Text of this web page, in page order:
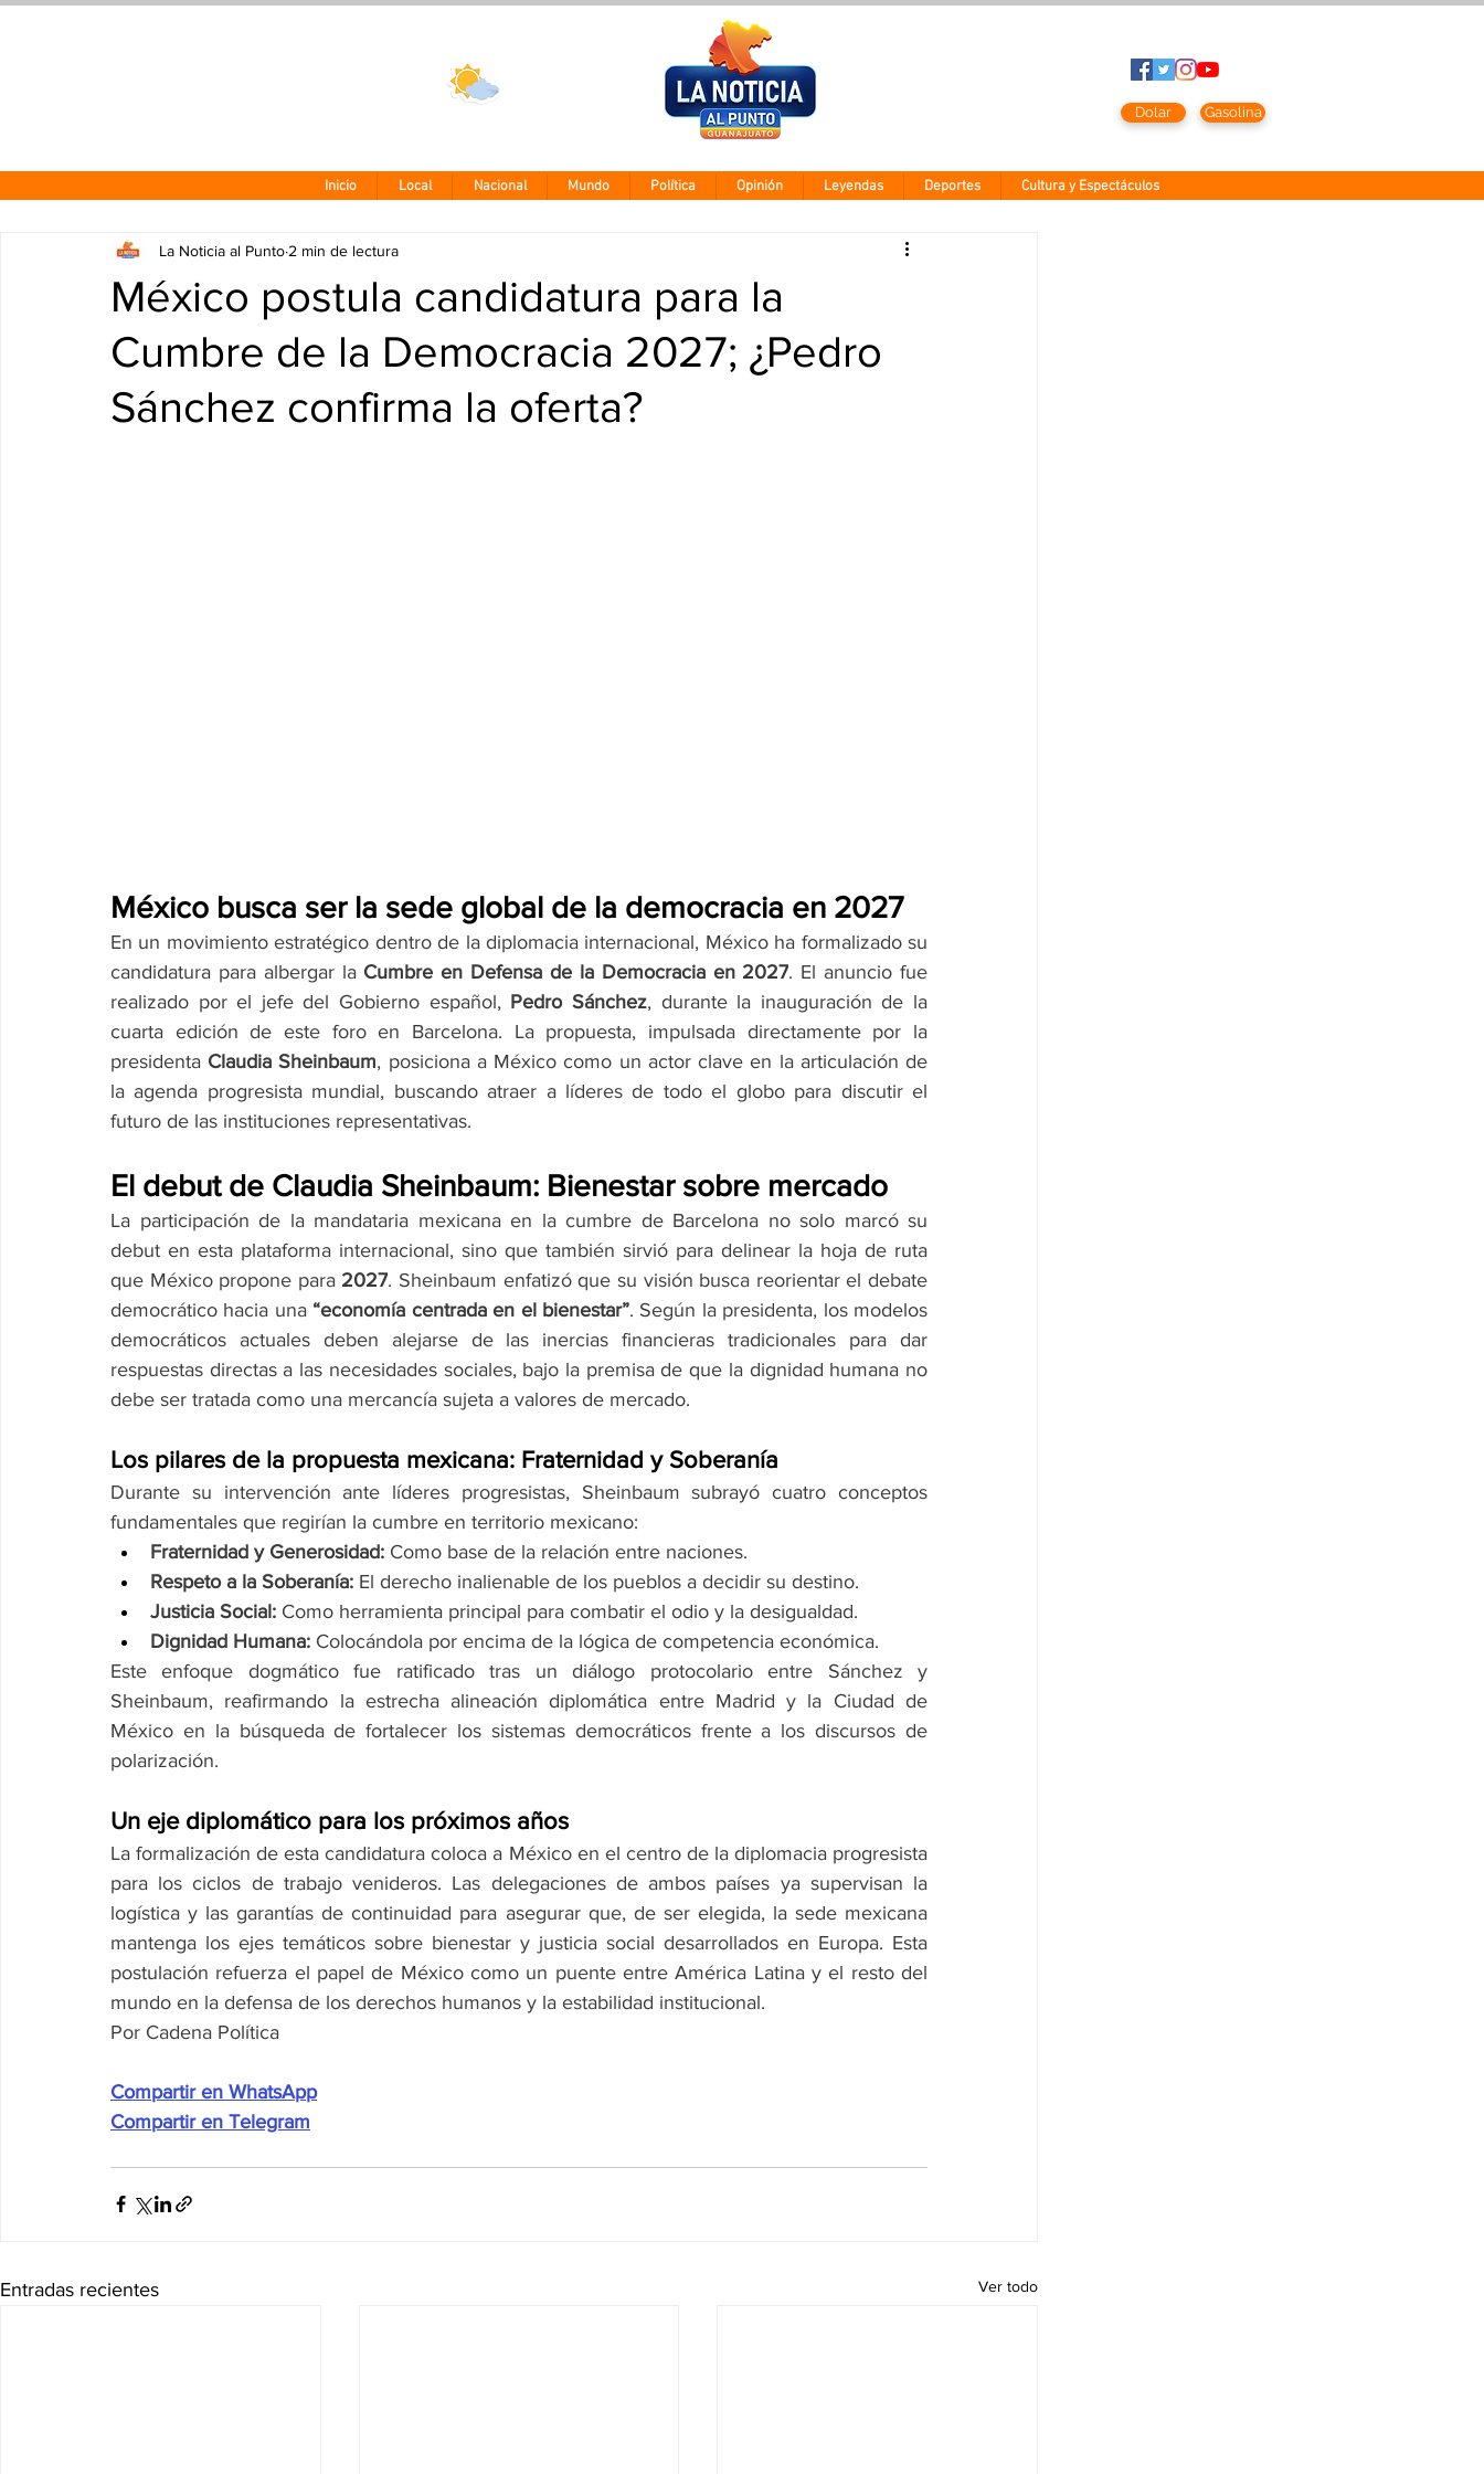
Dolar Gasolina
Inicio Local Nacional Mundo Política Opinión Leyendas Deportes Cultura y Espectáculos
México postula candidatura para la
Cumbre de la Democracia 2027; ¿Pedro
Sánchez confirma la oferta?
La Noticia al Punto 2 min de lectura
México busca ser la sede global de la democracia en 2027
En un movimiento estratégico dentro de la diplomacia internacional, México ha formalizado su
candidatura para albergar la Cumbre en Defensa de la Democracia en 2027. El anuncio fue
realizado por el jefe del Gobierno español, Pedro Sánchez, durante la inauguración de la
cuarta edición de este foro en Barcelona. La propuesta, impulsada directamente por la
presidenta Claudia Sheinbaum, posiciona a México como un actor clave en la articulación de
la agenda progresista mundial, buscando atraer a líderes de todo el globo para discutir el
futuro de las instituciones representativas.
El debut de Claudia Sheinbaum: Bienestar sobre mercado
La participación de la mandataria mexicana en la cumbre de Barcelona no solo marcó su
debut en esta plataforma internacional, sino que también sirvió para delinear la hoja de ruta
que México propone para 2027. Sheinbaum enfatizó que su visión busca reorientar el debate
democrático hacia una “economía centrada en el bienestar”. Según la presidenta, los modelos
democráticos actuales deben alejarse de las inercias financieras tradicionales para dar
respuestas directas a las necesidades sociales, bajo la premisa de que la dignidad humana no
debe ser tratada como una mercancía sujeta a valores de mercado.
Los pilares de la propuesta mexicana: Fraternidad y Soberanía
Durante su intervención ante líderes progresistas, Sheinbaum subrayó cuatro conceptos
fundamentales que regirían la cumbre en territorio mexicano:
Fraternidad y Generosidad: Como base de la relación entre naciones.
Respeto a la Soberanía: El derecho inalienable de los pueblos a decidir su destino.
Justicia Social: Como herramienta principal para combatir el odio y la desigualdad.
Dignidad Humana: Colocándola por encima de la lógica de competencia económica.
Este enfoque dogmático fue ratificado tras un diálogo protocolario entre Sánchez y
Sheinbaum, reafirmando la estrecha alineación diplomática entre Madrid y la Ciudad de
México en la búsqueda de fortalecer los sistemas democráticos frente a los discursos de
polarización.
Un eje diplomático para los próximos años
La formalización de esta candidatura coloca a México en el centro de la diplomacia progresista
para los ciclos de trabajo venideros. Las delegaciones de ambos países ya supervisan la
logística y las garantías de continuidad para asegurar que, de ser elegida, la sede mexicana
mantenga los ejes temáticos sobre bienestar y justicia social desarrollados en Europa. Esta
postulación refuerza el papel de México como un puente entre América Latina y el resto del
mundo en la defensa de los derechos humanos y la estabilidad institucional.
Por Cadena Política
Compartir en WhatsApp
Compartir en Telegram
Entradas recientes Ver todo